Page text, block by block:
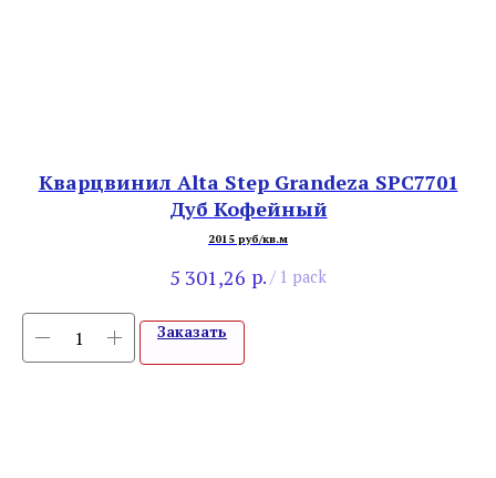
Кварцвинил Alta Step Grandeza SPC7701
Дуб Кофейный
2015 руб/кв.м
5 301,26 р. / 1 pack
Заказать